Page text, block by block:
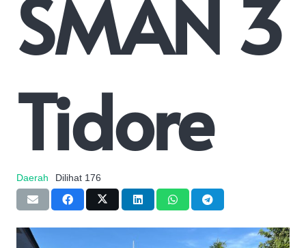
SMAN 3
Tidore
Daerah Dilihat 176